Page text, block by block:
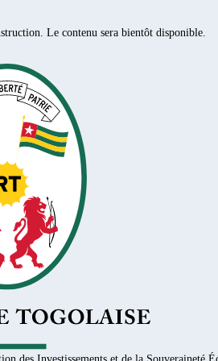
Le contenu sera bientôt disponible.